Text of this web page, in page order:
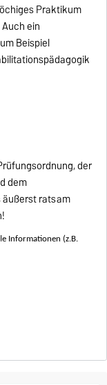
Praktikum
ein
Beispiel
der
dem
äußerst ratsam
Informationen (z.B.